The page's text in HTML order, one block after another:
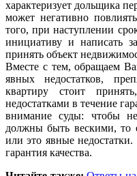
характеризует дольщика
может негативно
того, при наступлении
инициативу и написать
принять объект
Вместе с тем, обращаем
явных недостатков,
квартиру стоит
недостатками в течение
внимание суды: чтобы
должны быть вескими, то
или это явные
гарантия качества.